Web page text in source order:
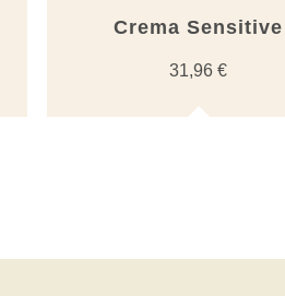
Crema Sensitive
31,96€